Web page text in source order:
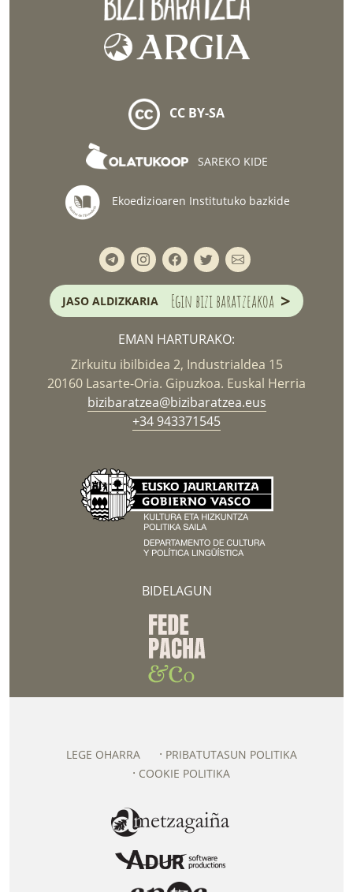
CC BY-SA
SAREKO KIDE
Ekoedizioaren Institutuko bazkide
JASO ALDIZKARIA Egin bizi baratzeakoa >
EMAN HARTURAKO:
Zirkuitu ibilbidea 2, Industrialdea 15
20160 Lasarte-Oria. Gipuzkoa. Euskal Herria
bizibaratzea@bizibaratzea.eus
+34 943371545
BIDELAGUN
LEGE OHARRA
PRIBATUTASUN POLITIKA
COOKIE POLITIKA